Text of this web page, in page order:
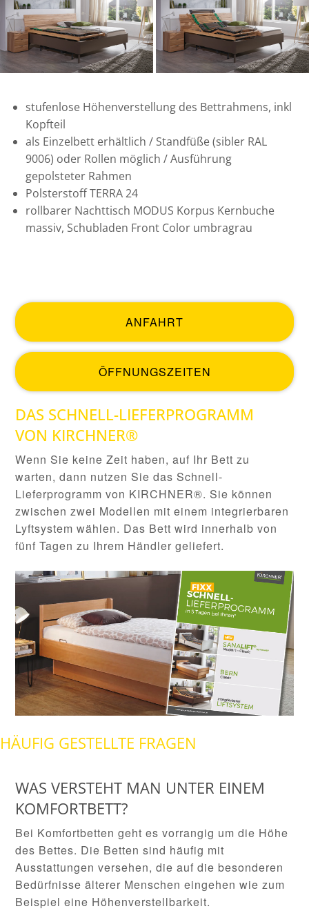
stufenlose Höhenverstellung des Bettrahmens, inkl
Kopfteil
als Einzelbett erhältlich / Standfüße (sibler RAL
9006) oder Rollen möglich / Ausführung
gepolsteter Rahmen
Polsterstoff TERRA 24
rollbarer Nachttisch MODUS Korpus Kernbuche
massiv, Schubladen Front Color umbragrau
ANFAHRT
ÖFFNUNGSZEITEN
DAS SCHNELL-LIEFERPROGRAMM
VON KIRCHNER®
Wenn Sie keine Zeit haben, auf Ihr Bett zu
warten, dann nutzen Sie das Schnell-
Lieferprogramm von KIRCHNER®. Sie können
zwischen zwei Modellen mit einem integrierbaren
Lyftsystem wählen. Das Bett wird innerhalb von
fünf Tagen zu Ihrem Händler geliefert.
HÄUFIG GESTELLTE FRAGEN
WAS VERSTEHT MAN UNTER EINEM
KOMFORTBETT?
Bei Komfortbetten geht es vorrangig um die Höhe
des Bettes. Die Betten sind häufig mit
Ausstattungen versehen, die auf die besonderen
Bedürfnisse älterer Menschen eingehen wie zum
Beispiel eine Höhenverstellbarkeit.